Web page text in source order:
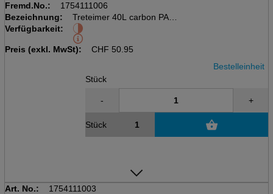
Fremd.No.:
1754111006
Bezeichnung:
Treteimer 40L carbon PASO
kubisch, inkl. Deckel
LxBxH: 353x295x676mm
Verfügbarkeit:
Preis (exkl. MwSt): CHF 50.95
Bestelleinheit
Stück
- +
Stück
Art. No.:
1754111003